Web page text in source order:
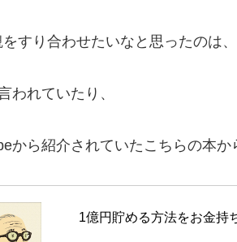
すり合わせたいなと思ったのは、
われていたり、
から紹介されていたこちらの本か
1億円貯める方法をお金持